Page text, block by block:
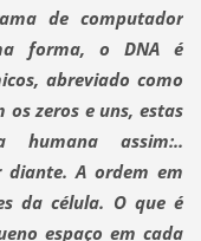
de computador
forma, o DNA é
abreviado como
os zeros e uns, estas
assim:..
diante. A ordem em
da célula. O que é
espaço em cada